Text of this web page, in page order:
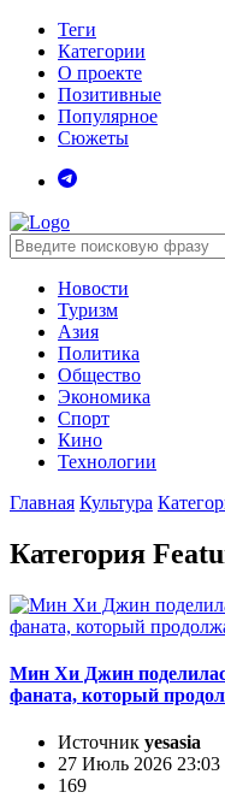
Теги
Категории
О проекте
Позитивные
Популярное
Сюжеты
Новости
Туризм
Азия
Политика
Общество
Экономика
Спорт
Кино
Технологии
Главная Культура
Категория
Мин Хи Джин
фаната, который
Источник yesasia
27 Июль 2026 23:03
169